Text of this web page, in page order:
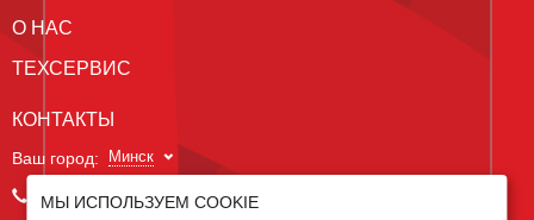
О НАС
ТЕХСЕРВИС
КОНТАКТЫ
Ваш город: Минск
+375 29 238 97 34
МЫ ИСПОЛЬЗУЕМ COOKIE